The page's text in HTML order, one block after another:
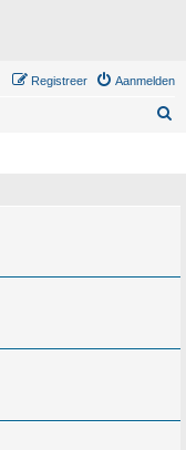
Aanmelden
Registreer